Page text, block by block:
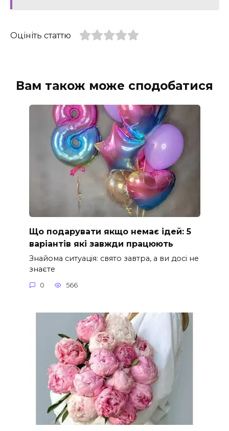
Оцініть статтю
Вам також може сподобатися
Що подарувати якщо немає ідей: 5
варіантів які завжди працюють
Знайома ситуація: свято завтра, а ви досі не
знаєте
0 566